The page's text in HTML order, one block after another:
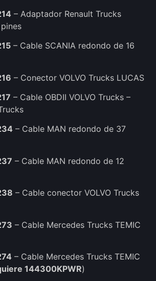
– Adaptador Renault Trucks
– Cable SCANIA redondo de 16
– Conector VOLVO Trucks LUCAS
– Cable OBDII VOLVO Trucks –
– Cable MAN redondo de 37
– Cable MAN redondo de 12
– Cable conector VOLVO Trucks
– Cable Mercedes Trucks TEMIC
– Cable Mercedes Trucks TEMIC
144300KPWR)